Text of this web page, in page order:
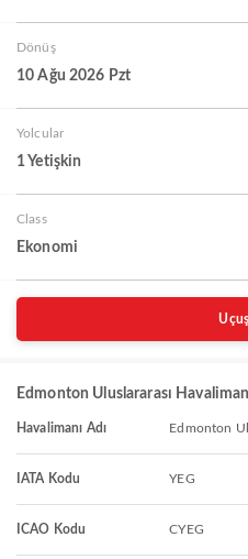
Dönüş
10 Ağu 2026 Pzt
Yolcular
1 Yetişkin
Class
Ekonomi
Edmonton Uluslararası
Havalimanı Adı Edmonton
IATA Kodu YEG
ICAO Kodu CYEG